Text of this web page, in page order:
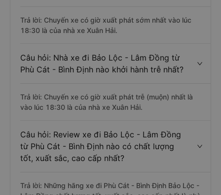
Trả lời: Chuyến xe có giờ xuất phát sớm nhất vào lúc
18:30 là của nhà xe Xuân Hải.
Câu hỏi: Nhà xe đi Bảo Lộc - Lâm Đồng từ
Phù Cát - Bình Định nào khởi hành trễ nhất?
Trả lời: Chuyến xe có giờ xuất phát trễ (muộn) nhất là
vào lúc 18:30 là của nhà xe Xuân Hải.
Câu hỏi: Review xe đi Bảo Lộc - Lâm Đồng
từ Phù Cát - Bình Định nào có chất lượng
tốt, xuất sắc, cao cấp nhất?
Trả lời: Những hãng xe đi Phù Cát - Bình Định Bảo Lộc -